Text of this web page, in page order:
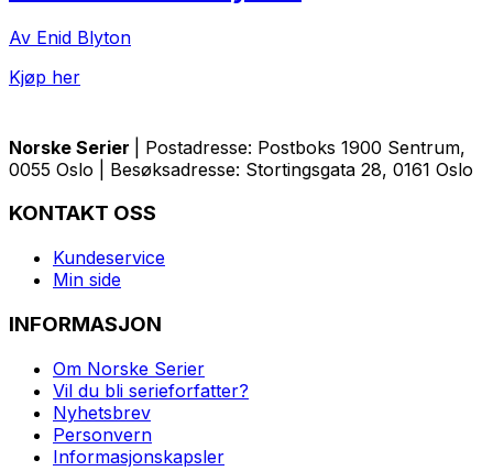
Av Enid Blyton
Kjøp her
Norske Serier
| Postadresse: Postboks 1900 Sentrum,
0055 Oslo | Besøksadresse: Stortingsgata 28, 0161 Oslo
KONTAKT OSS
Kundeservice
Min side
INFORMASJON
Om Norske Serier
Vil du bli serieforfatter?
Nyhetsbrev
Personvern
Informasjonskapsler